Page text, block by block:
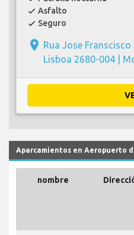
check Asfalto
check Seguro
place Rua Jose
Lisboa 2680-004 |
Aparcamientos en Aeropuerto
nombre